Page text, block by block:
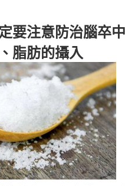
要注意防治腦卒中
脂肪的攝入